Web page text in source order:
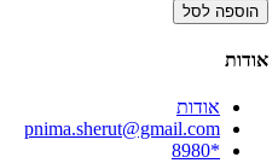
הוספה לסל
אודות
אודות
pnima.sherut@gmail.com
*8980